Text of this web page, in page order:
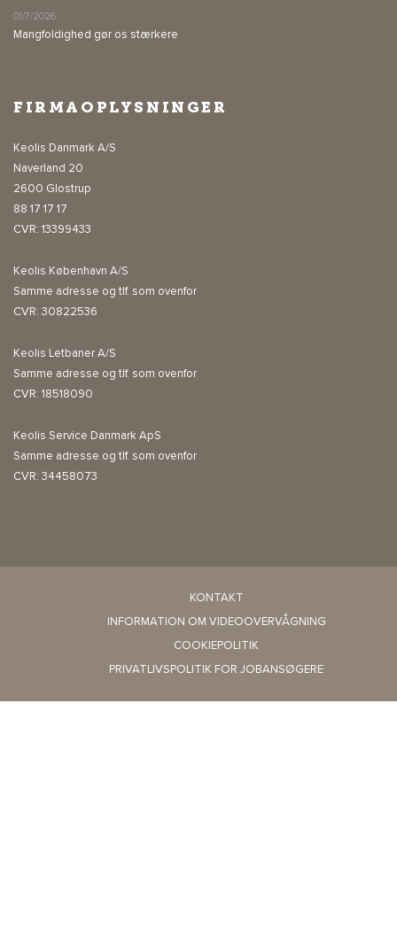
01/7/2026
Mangfoldighed gør os stærkere
FIRMAOPLYSNINGER
Keolis Danmark A/S
Naverland 20
2600 Glostrup
88 17 17 17
CVR: 13399433
Keolis København A/S
Samme adresse og tlf. som ovenfor
CVR: 30822536
Keolis Letbaner A/S
Samme adresse og tlf. som ovenfor
CVR: 18518090
Keolis Service Danmark ApS
Samme adresse og tlf. som ovenfor
CVR: 34458073
KONTAKT
INFORMATION OM VIDEOOVERVÅGNING
COOKIEPOLITIK
PRIVATLIVSPOLITIK FOR JOBANSØGERE